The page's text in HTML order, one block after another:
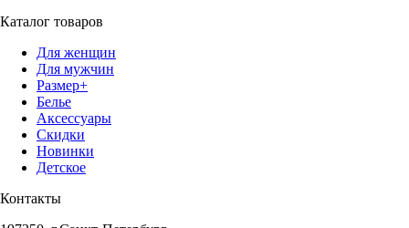
Каталог товаров
Для женщин
Для мужчин
Размер+
Белье
Аксессуары
Скидки
Новинки
Детское
Контакты